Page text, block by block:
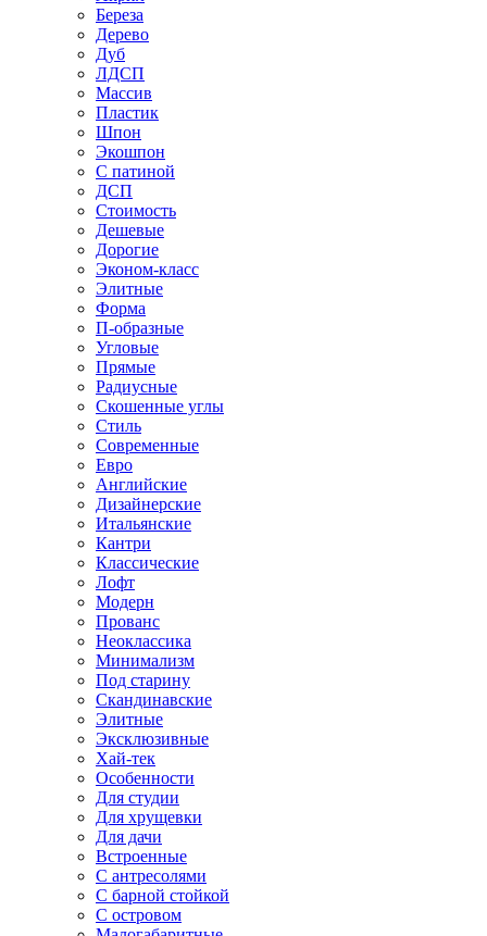
Береза
Дерево
Дуб
ЛДСП
Массив
Пластик
Шпон
Экошпон
С патиной
ДСП
Стоимость
Дешевые
Дорогие
Эконом-класс
Элитные
Форма
П-образные
Угловые
Прямые
Радиусные
Скошенные углы
Стиль
Современные
Евро
Английские
Дизайнерские
Итальянские
Кантри
Классические
Лофт
Модерн
Прованс
Неоклассика
Минимализм
Под старину
Скандинавские
Элитные
Эксклюзивные
Хай-тек
Особенности
Для студии
Для хрущевки
Для дачи
Встроенные
С антресолями
С барной стойкой
С островом